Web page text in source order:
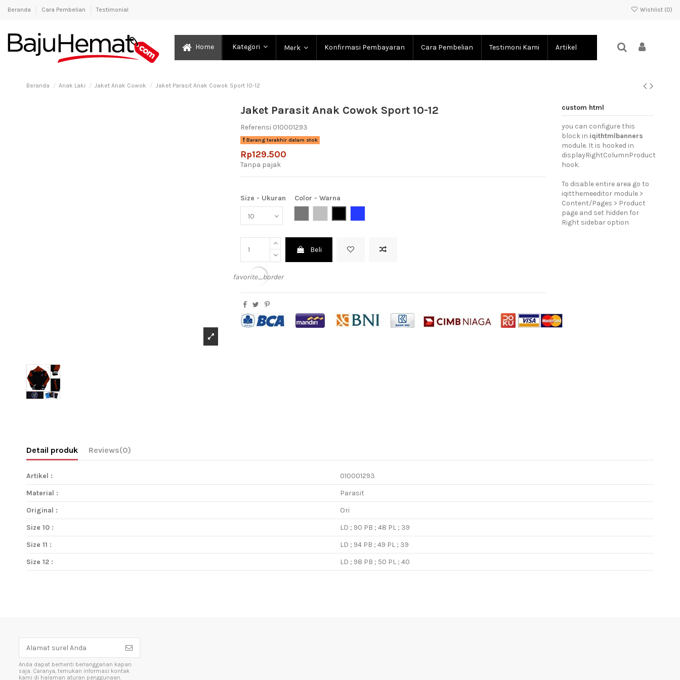
Beranda Cara Pembelian Testimonial Wishlist (0)
Home Kategori Merk Konfirmasi Pembayaran Cara Pembelian Testimoni Kami Artikel
Beranda Anak Laki Jaket Anak Cowok Jaket Parasit Anak Cowok Sport 10-12
Jaket Parasit Anak Cowok Sport 10-12
Referensi 010001293
Barang terakhir dalam stok
Rp129.500
Tanpa pajak
Size - Ukuran
Color - Warna
Beli
favorite_border
custom html
you can configure this
block in iqithtmlbanners
module. It is hooked in
displayRightColumnProduct
hook.
To disable entire area go to
iqitthemeeditor module >
Content/Pages > Product
page and set hidden for
Right sidebar option
Detail produk Reviews(0)
Artikel :
010001293
Material :
Parasit
Original :
Ori
Size 10 :
LD ; 90 PB ; 48 PL ; 39
Size 11 :
LD ; 94 PB ; 49 PL ; 39
Size 12 :
LD ; 98 PB ; 50 PL ; 40
Anda dapat berhenti berlangganan kapan
saja. Caranya, temukan informasi kontak
kami di halaman aturan penggunaan.